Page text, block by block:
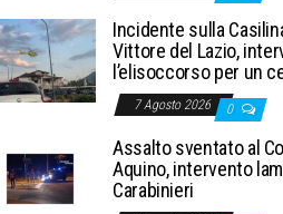
Incidente sulla
Vittore del Lazio,
l’elisoccorso per un
7 Agosto 2026 0
Assalto sventato al
Aquino, intervento
Carabinieri